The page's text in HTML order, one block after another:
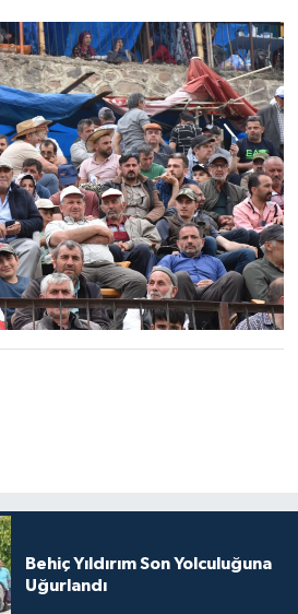
Behiç Yıldırım Son Yolculuğuna
Uğurlandı